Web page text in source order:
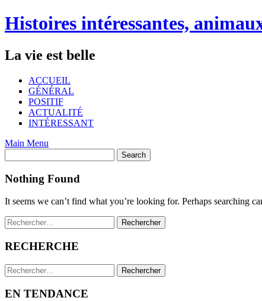
Skip
to
Histoires intéressantes,
La vie est belle
ACCUEIL
GÉNÉRAL
POSITIF
ACTUALITÉ
INTÉRESSANT
Main Menu
Nothing Found
It seems we can’t find what you’re looking for. Perhaps searching
Rechercher :
RECHERCHE
Rechercher :
EN TENDANCE